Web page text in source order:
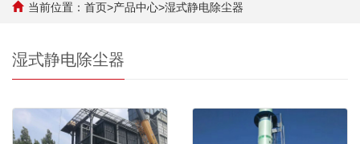
当前位置： 首页>产品中心>湿式静电除尘器
湿式静电除尘器